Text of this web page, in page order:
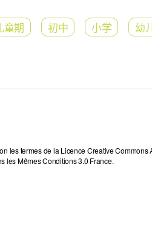
童期 初中 小学 幼
les termes de la Licence Creative Commons
les Mêmes Conditions 3.0 France.